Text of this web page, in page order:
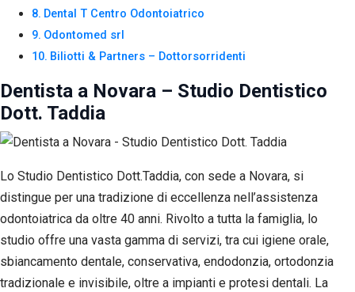
Dental T Centro Odontoiatrico
Odontomed srl
Biliotti & Partners – Dottorsorridenti
Dentista a Novara – Studio Dentistico
Dott. Taddia
Lo Studio Dentistico Dott.Taddia, con sede a Novara, si
distingue per una tradizione di eccellenza nell’assistenza
odontoiatrica da oltre 40 anni. Rivolto a tutta la famiglia, lo
studio offre una vasta gamma di servizi, tra cui igiene orale,
sbiancamento dentale, conservativa, endodonzia, ortodonzia
tradizionale e invisibile, oltre a impianti e protesi dentali. La